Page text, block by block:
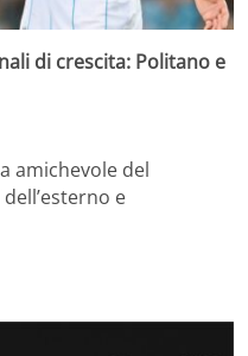
di crescita: Politano e
amichevole del
e